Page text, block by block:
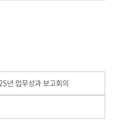
유
기
년 업무성과 보고회의